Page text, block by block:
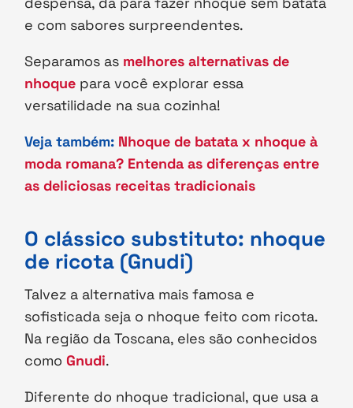
e com sabores surpreendentes.
Separamos as melhores alternativas de
nhoque para você explorar essa
versatilidade na sua cozinha!
Veja também: Nhoque de batata x nhoque à
moda romana? Entenda as diferenças entre
as deliciosas receitas tradicionais
O clássico substituto: nhoque
de ricota (Gnudi)
Talvez a alternativa mais famosa e
sofisticada seja o nhoque feito com ricota.
Na região da Toscana, eles são conhecidos
como Gnudi.
Diferente do nhoque tradicional, que usa a